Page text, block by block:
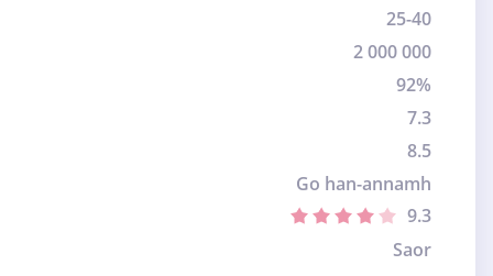
25-40
2 000 000
92%
7.3
8.5
Go han-annamh
9.3
Saor